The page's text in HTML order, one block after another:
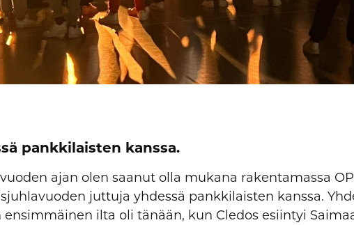
pankkilaisten kanssa.
ajan olen saanut olla mukana rakentamassa
juttuja yhdessä pankkilaisten kanssa.
ilta oli tänään, kun Cledos esiintyi